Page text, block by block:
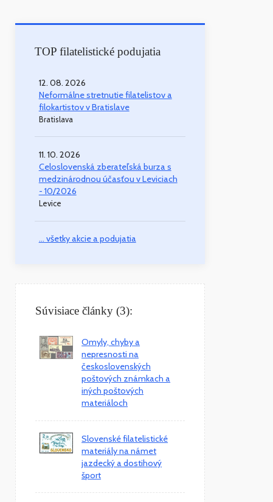
TOP filatelistické podujatia
12. 08. 2026
Neformálne stretnutie filatelistov a
filokartistov v Bratislave
Bratislava
11. 10. 2026
Celoslovenská zberateľská burza s
medzinárodnou účasťou v Leviciach
- 10/2026
Levice
... všetky akcie a podujatia
Súvisiace články (3):
Omyly, chyby a
nepresnosti na
československých
poštových známkach a
iných poštových
materiáloch
Slovenské filatelistické
materiály na námet
jazdecký a dostihový
šport